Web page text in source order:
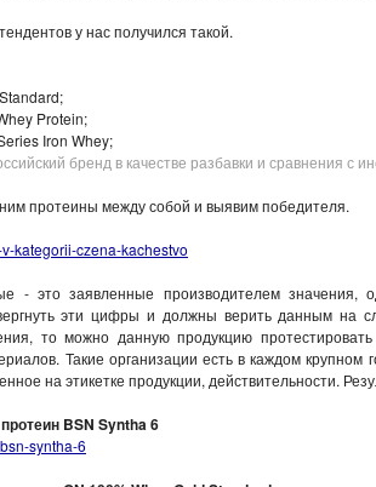
у нас получился такой.
Protein;
Iron Whey;
бренд в качестве разбавки и сравнения с
протеины между собой и выявим победителя.
- это заявленные производителем значения,
эти цифры и должны верить данным на
то можно данную продукцию
Такие организации есть в каждом
на этикетке продукции, действительности.
BSN Syntha 6